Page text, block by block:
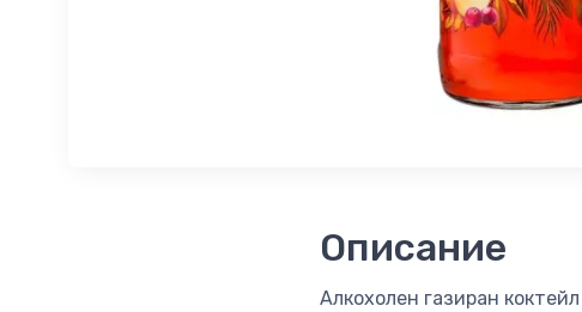
Описание
Алкохолен газиран